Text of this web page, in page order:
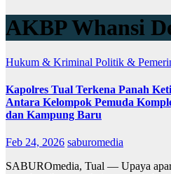
AKBP Whansi
Hukum & Kriminal Politik &
Kapolres Tual Terkena Panah
Antara Kelompok Pemuda
dan Kampung Baru
Feb 24, 2026 saburomedia
SABUROmedia, Tual — Upaya